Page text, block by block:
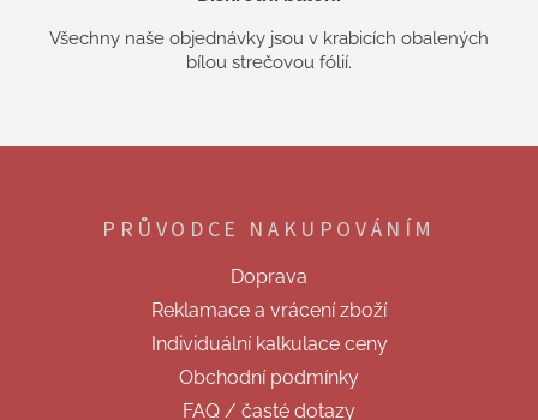
Všechny naše objednávky jsou v krabicích obalených
bílou strečovou fólií.
PRŮVODCE NAKUPOVÁNÍM
Doprava
Reklamace a vrácení zboží
Individuální kalkulace ceny
Obchodní podmínky
FAQ / časté dotazy